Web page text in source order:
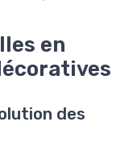
en
des